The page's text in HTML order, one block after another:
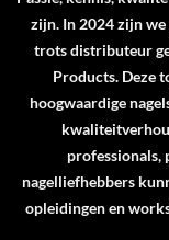
zijn. In 2024 zijn
trots distributeur
Products. Deze
hoogwaardige
professionals,
nagelliefhebbers
opleidingen en